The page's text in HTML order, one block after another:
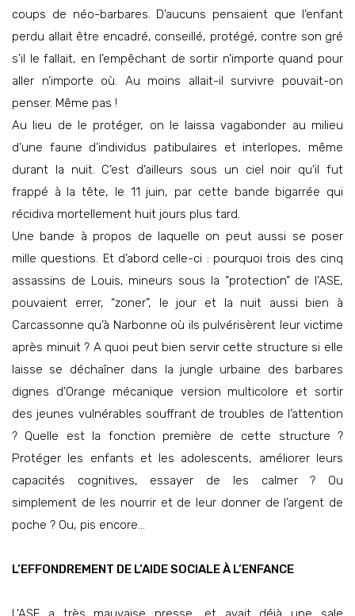
coups de néo-barbares. D’aucuns pensaient que l’enfant
perdu allait être encadré, conseillé, protégé, contre son gré
s’il le fallait, en l’empêchant de sortir n’importe quand pour
aller n’importe où. Au moins allait-il survivre pouvait-on
penser. Même pas !
Au lieu de le protéger, on le laissa vagabonder au milieu
d’une faune d’individus patibulaires et interlopes, même
durant la nuit. C’est d’ailleurs sous un ciel noir qu’il fut
frappé à la tête, le 11 juin, par cette bande bigarrée qui
récidiva mortellement huit jours plus tard.
Une bande à propos de laquelle on peut aussi se poser
mille questions. Et d’abord celle-ci : pourquoi trois des cinq
assassins de Louis, mineurs sous la “protection” de l’ASE,
pouvaient errer, “zoner”, le jour et la nuit aussi bien à
Carcassonne qu’à Narbonne où ils pulvérisèrent leur victime
après minuit ? A quoi peut bien servir cette structure si elle
laisse se déchaîner dans la jungle urbaine des barbares
dignes d’Orange mécanique version multicolore et sortir
des jeunes vulnérables souffrant de troubles de l’attention
? Quelle est la fonction première de cette structure ?
Protéger les enfants et les adolescents, améliorer leurs
capacités cognitives, essayer de les calmer ? Ou
simplement de les nourrir et de leur donner de l’argent de
poche ? Ou, pis encore…
L’EFFONDREMENT DE L’AIDE SOCIALE À L’ENFANCE